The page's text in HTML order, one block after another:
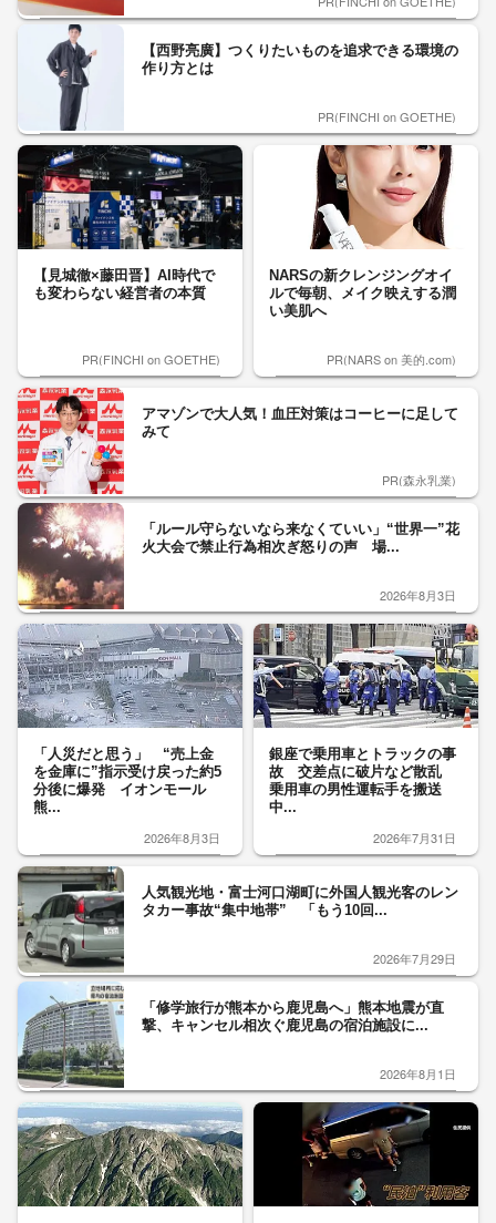
【西野亮廣】つくりたいものを追求できる環境の
作り方とは
PR(FINCHI on GOETHE)
【見城徹×藤田晋】AI時代で
も変わらない経営者の本質
PR(FINCHI on GOETHE)
NARSの新クレンジングオイ
ルで毎朝、メイク映えする潤
い美肌へ
PR(NARS on 美的.com)
アマゾンで大人気！血圧対策はコーヒーに足して
みて
PR(森永乳業)
「ルール守らないなら来なくていい」“世界一”花
火大会で禁止行為相次ぎ怒りの声 場...
2026年8月3日
「人災だと思う」 “売上金
を金庫に”指示受け戻った約5
分後に爆発 イオンモール
熊...
2026年8月3日
銀座で乗用車とトラックの事
故 交差点に破片など散乱
乗用車の男性運転手を搬送
中...
2026年7月31日
人気観光地・富士河口湖町に外国人観光客のレン
タカー事故“集中地帯” 「もう10回...
2026年7月29日
「修学旅行が熊本から鹿児島へ」熊本地震が直
撃、キャンセル相次ぐ鹿児島の宿泊施設に...
2026年8月1日